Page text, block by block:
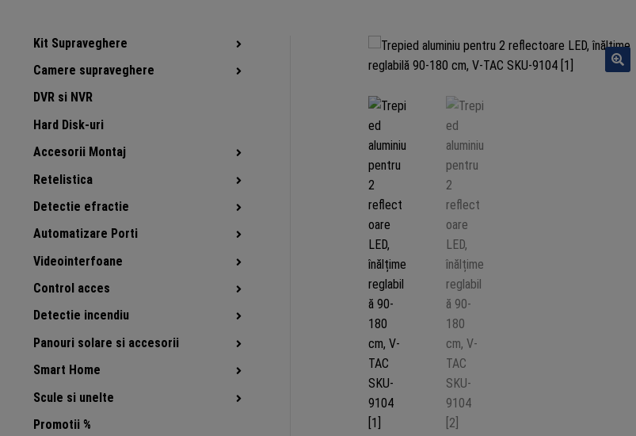
Kit Supraveghere
Camere supraveghere
DVR si NVR
Hard Disk-uri
Accesorii Montaj
Retelistica
Detectie efractie
Automatizare Porti
Videointerfoane
Control acces
Detectie incendiu
Panouri solare si accesorii
Smart Home
Scule si unelte
Promotii %